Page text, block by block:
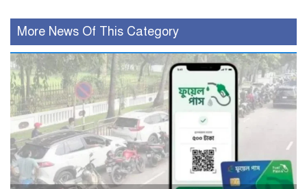
More News Of This Category